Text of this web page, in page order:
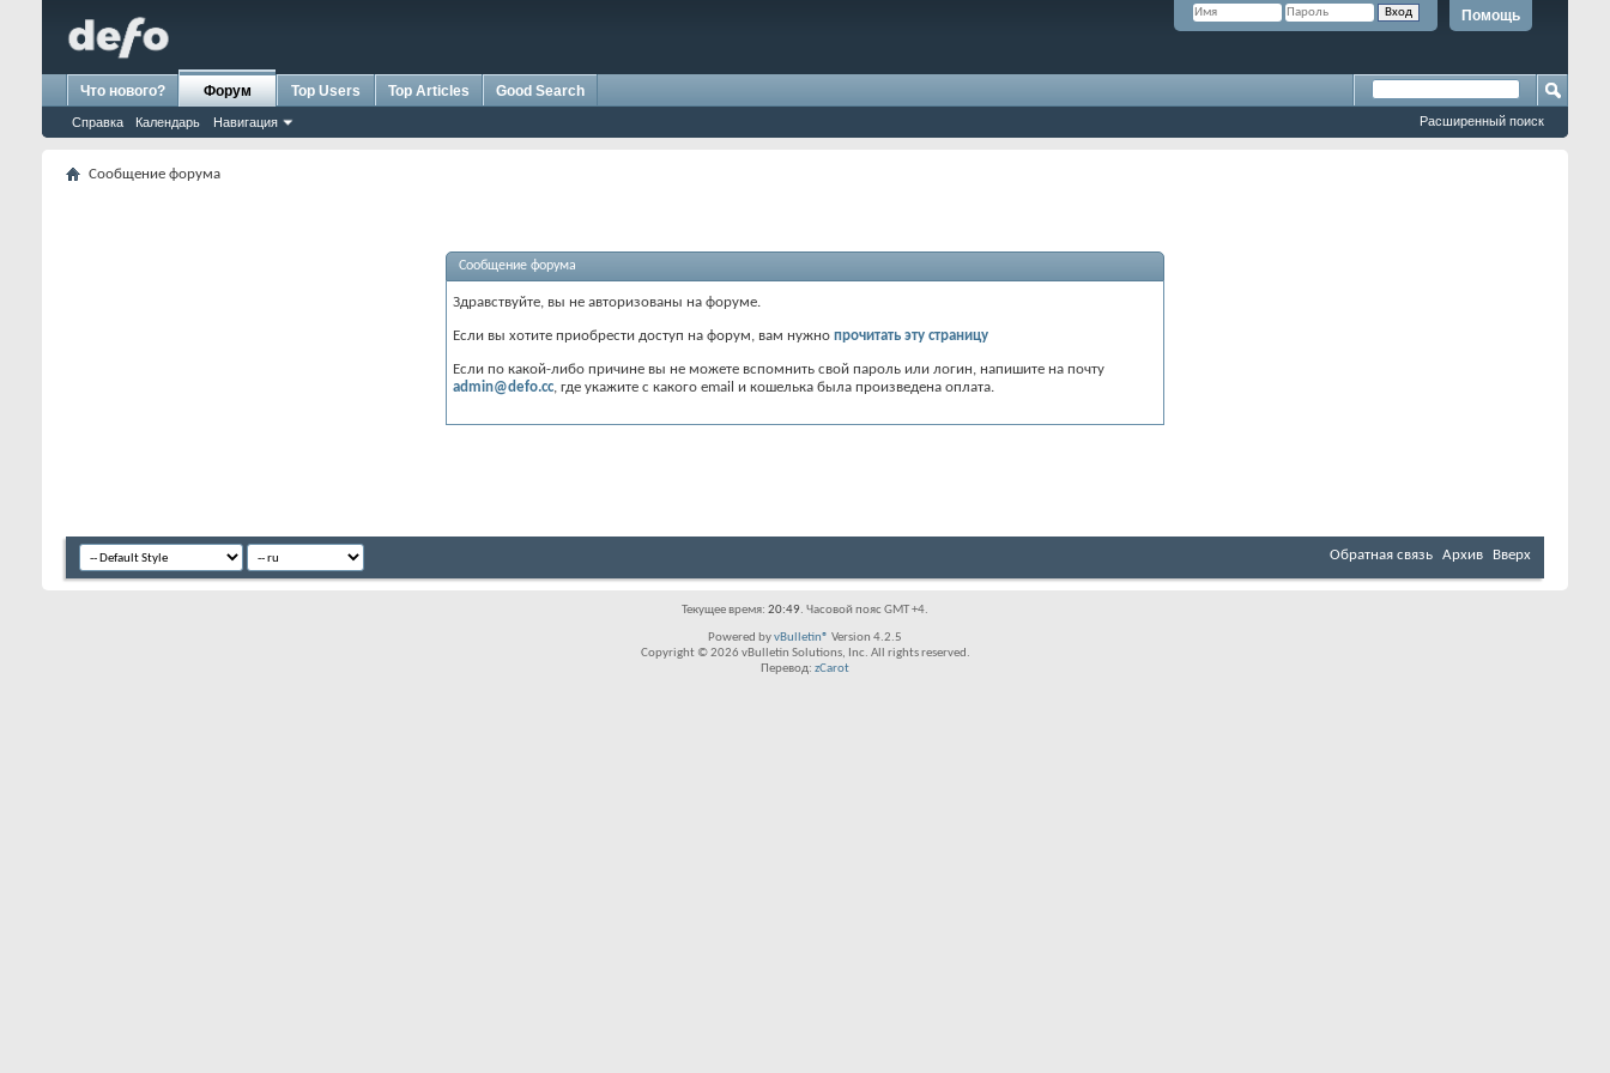
Помощь
Что нового? Форум
Справка Календарь Навигация
Top Users Top Articles Good Search
Расширенный поиск
Сообщение форума
Сообщение форума
Здравствуйте, вы не авторизованы на форуме.
Если вы хотите приобрести доступ на форум, вам нужно прочитать эту страницу
Если по какой-либо причине вы не можете вспомнить свой пароль или логин, напишите на почту
admin@defo.cc, где укажите с какого email и кошелька была произведена оплата.
Обратная связь Архив Вверх
Текущее время: 20:49. Часовой пояс GMT +4.
Powered byvBulletin® Version 4.2.5
Copyright © 2026 vBulletin Solutions, Inc. All rights reserved.
Перевод: zCarot